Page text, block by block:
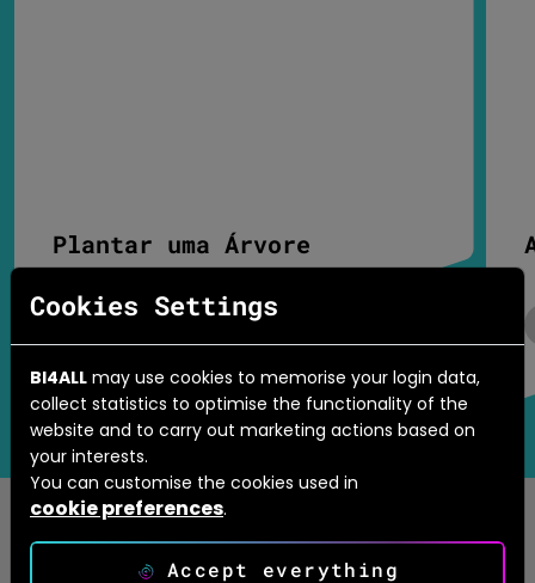
Plantar uma Árvore
Cookies Settings
BI4ALL may use cookies to memorise your login data,
collect statistics to optimise the functionality of the
website and to carry out marketing actions based on
your interests.
You can customise the cookies used in
cookie preferences.
Accept everything